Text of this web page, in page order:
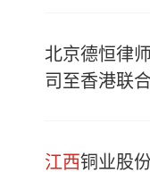
北京德恒律
司至香港联
江西铜业股